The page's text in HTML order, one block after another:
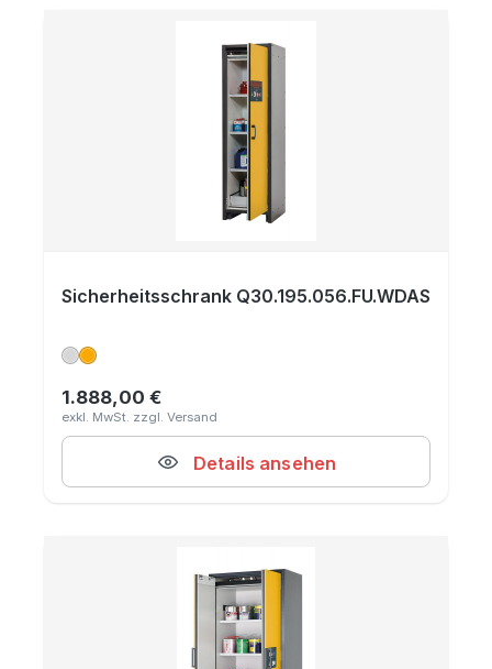
Sicherheitsschrank Q30.195.056.FU.WDAS
Regulärer Preis:
1.888,00 €
Details ansehen